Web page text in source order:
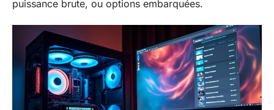
puissance brute, ou options embarquées.